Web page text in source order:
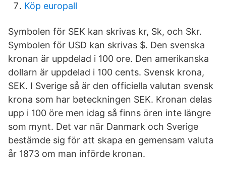
Köp europall
Symbolen för SEK kan skrivas kr, Sk, och Skr.
Symbolen för USD kan skrivas $. Den svenska
kronan är uppdelad i 100 ore. Den amerikanska
dollarn är uppdelad i 100 cents. Svensk krona,
SEK. I Sverige så är den officiella valutan svensk
krona som har beteckningen SEK. Kronan delas
upp i 100 öre men idag så finns ören inte längre
som mynt. Det var när Danmark och Sverige
bestämde sig för att skapa en gemensam valuta
år 1873 om man införde kronan.